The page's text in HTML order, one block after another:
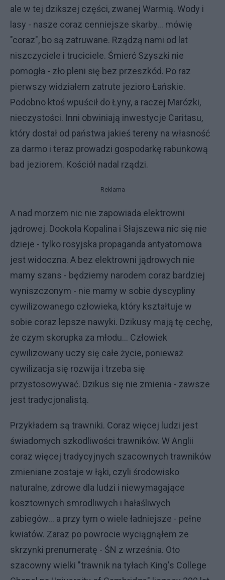
ale w tej dzikszej części, zwanej Warmią. Wody i
lasy - nasze coraz cenniejsze skarby... mówię
"coraz", bo są zatruwane. Rządzą nami od lat
niszczyciele i truciciele. Śmierć Szyszki nie
pomogła - zło pleni się bez przeszkód. Po raz
pierwszy widziałem zatrute jezioro Łańskie.
Podobno ktoś wpuścił do Łyny, a raczej Marózki,
nieczystości. Inni obwiniają inwestycje Caritasu,
który dostał od państwa jakieś tereny na własność
za darmo i teraz prowadzi gospodarkę rabunkową
bad jeziorem. Kościół nadal rządzi.
Reklama
A nad morzem nic nie zapowiada elektrowni
jądrowej. Dookoła Kopalina i Słajszewa nic się nie
dzieje - tylko rosyjska propaganda antyatomowa
jest widoczna. A bez elektrowni jądrowych nie
mamy szans - będziemy narodem coraz bardziej
wyniszczonym - nie mamy w sobie dyscypliny
cywilizowanego człowieka, który kształtuje w
sobie coraz lepsze nawyki. Dzikusy mają tę cechę,
że czym skorupka za młodu... Człowiek
cywilizowany uczy się całe życie, ponieważ
cywilizacja się rozwija i trzeba się
przystosowywać. Dzikus się nie zmienia - zawsze
jest tradycjonalistą.
Przykładem są trawniki. Coraz więcej ludzi jest
świadomych szkodliwości trawników. W Anglii
coraz więcej tradycyjnych szacownych trawników
zmieniane zostaje w łąki, czyli środowisko
naturalne, zdrowe dla ludzi i niewymagające
kosztownych smrodliwych i hałaśliwych
zabiegów... a przy tym o wiele ładniejsze - pełne
kwiatów. Zaraz po powrocie wyciągnąłem ze
skrzynki prenumeratę - ŚN z września. Oto
szacowny wielki "trawnik na tyłach King's College